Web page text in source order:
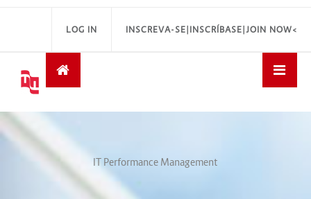
INSCREVA-SE|INSCRÍBASE|JOIN NOW<
LOG IN
IT Performance Management